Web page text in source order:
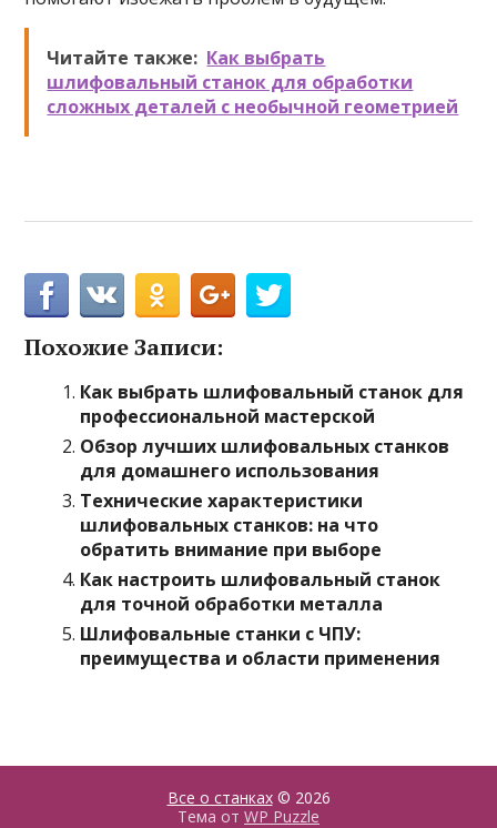
Читайте также: Как выбрать
шлифовальный станок для обработки
сложных деталей с необычной геометрией
Похожие Записи:
Как выбрать шлифовальный станок для
профессиональной мастерской
Обзор лучших шлифовальных станков
для домашнего использования
Технические характеристики
шлифовальных станков: на что
обратить внимание при выборе
Как настроить шлифовальный станок
для точной обработки металла
Шлифовальные станки с ЧПУ:
преимущества и области применения
Все о станках© 2026
Тема от WP Puzzle